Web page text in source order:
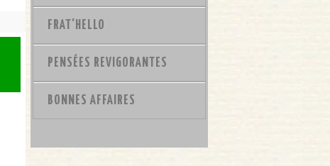
FRAT'HELLO
PENSÉES REVIGORANTES
BONNES AFFAIRES